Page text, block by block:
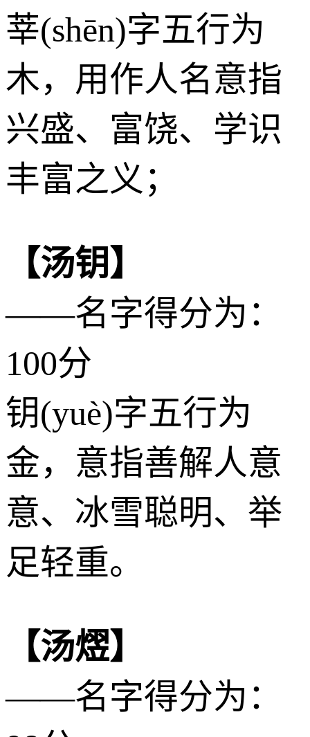
莘(shēn)字五行为
木，用作人名意指
兴盛、富饶、学识
丰富之义；
【汤钥】
——名字得分为：
100分
钥(yuè)字五行为
金，意指善解人意
意、冰雪聪明、举
足轻重。
【汤熤】
——名字得分为：